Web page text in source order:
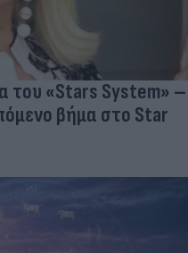
του «Stars System» –
βήμα στο Star